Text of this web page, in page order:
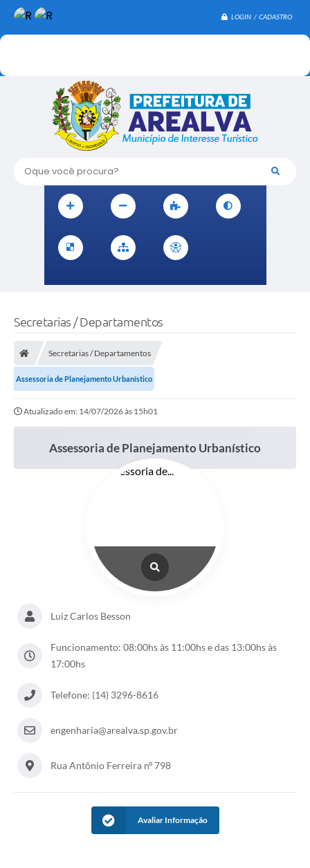
LOGIN / CADASTRO
Oque você procura?
Secretarias / Departamentos
Secretarias / Departamentos
Assessoria de Planejamento Urbanístico
Atualizado em: 14/07/2026 às 15h01
Assessoria de Planejamento Urbanístico
Luiz Carlos Besson
Funcionamento: 08:00hs às 11:00hs e das 13:00hs às
17:00hs
Telefone: (14) 3296-8616
engenharia@arealva.sp.gov.br
Rua Antônio Ferreira nº 798
Avaliar Informação